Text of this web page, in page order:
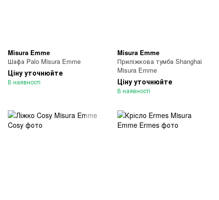
Misura Emme
Шафа Palo Misura Emme
Ціну уточнюйте
В наявності
Misura Emme
Приліжкова тумба Shanghai
Misura Emme
Ціну уточнюйте
В наявності